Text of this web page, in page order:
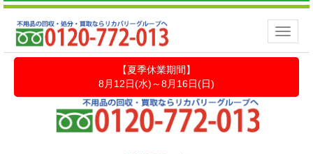
Toggle
【夏季休業期間】
8月12日(水)～8月16日(日)